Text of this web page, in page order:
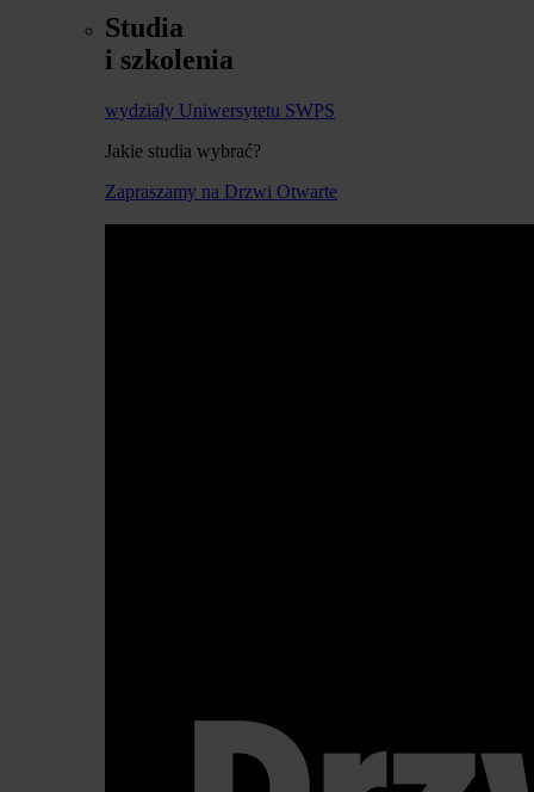
Studia
i szkolenia
wydziały Uniwersytetu SWPS
Jakie studia wybrać?
Zapraszamy na Drzwi Otwarte